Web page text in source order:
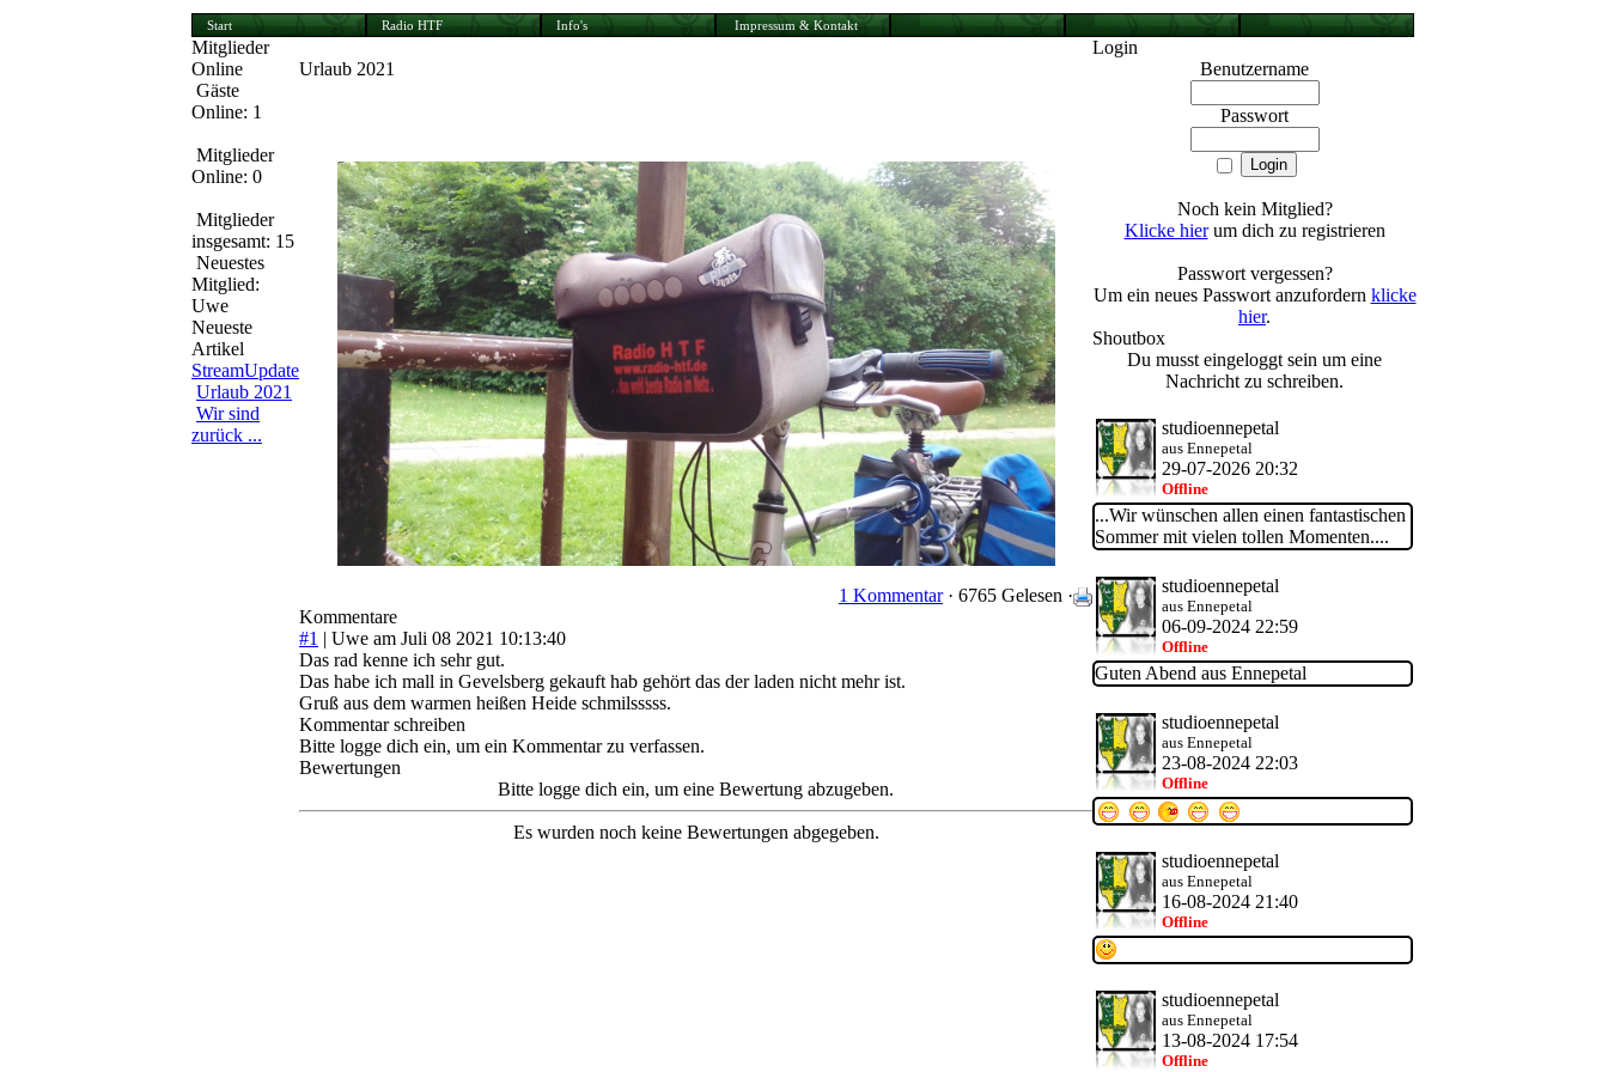
Start Radio HTF Info's Impressum & Kontakt
Mitglieder
Online
Gäste
Online: 1
Mitglieder
Online: 0
Mitglieder
insgesamt: 15
Neuestes
Mitglied:
Uwe
Neueste
Artikel
StreamUpdate
Urlaub 2021
Wir sind
zurück ...
Urlaub 2021
1 Kommentar· 6765 Gelesen ·
Kommentare
#1 | Uwe am Juli 08 2021 10:13:40
Das rad kenne ich sehr gut.
Das habe ich mall in Gevelsberg gekauft hab gehört das der laden nicht mehr ist.
Gruß aus dem warmen heißen Heide schmilsssss.
Kommentar schreiben
Bitte logge dich ein, um ein Kommentar zu verfassen.
Bewertungen
Bitte logge dich ein, um eine Bewertung abzugeben.
Es wurden noch keine Bewertungen abgegeben.
Login
Benutzername
Passwort
Noch kein Mitglied?
Klicke hierum dich zu registrieren
Passwort vergessen?
Um ein neues Passwort anzufordern klicke
hier.
Shoutbox
Du musst eingeloggt sein um eine
Nachricht zu schreiben.
studioennepetal
aus Ennepetal
29-07-2026 20:32
Offline
...Wir wünschen allen einen fantastischen
Sommer mit vielen tollen Momenten....
studioennepetal
aus Ennepetal
06-09-2024 22:59
Offline
Guten Abend aus Ennepetal
studioennepetal
aus Ennepetal
23-08-2024 22:03
Offline
studioennepetal
aus Ennepetal
16-08-2024 21:40
Offline
studioennepetal
aus Ennepetal
13-08-2024 17:54
Offline